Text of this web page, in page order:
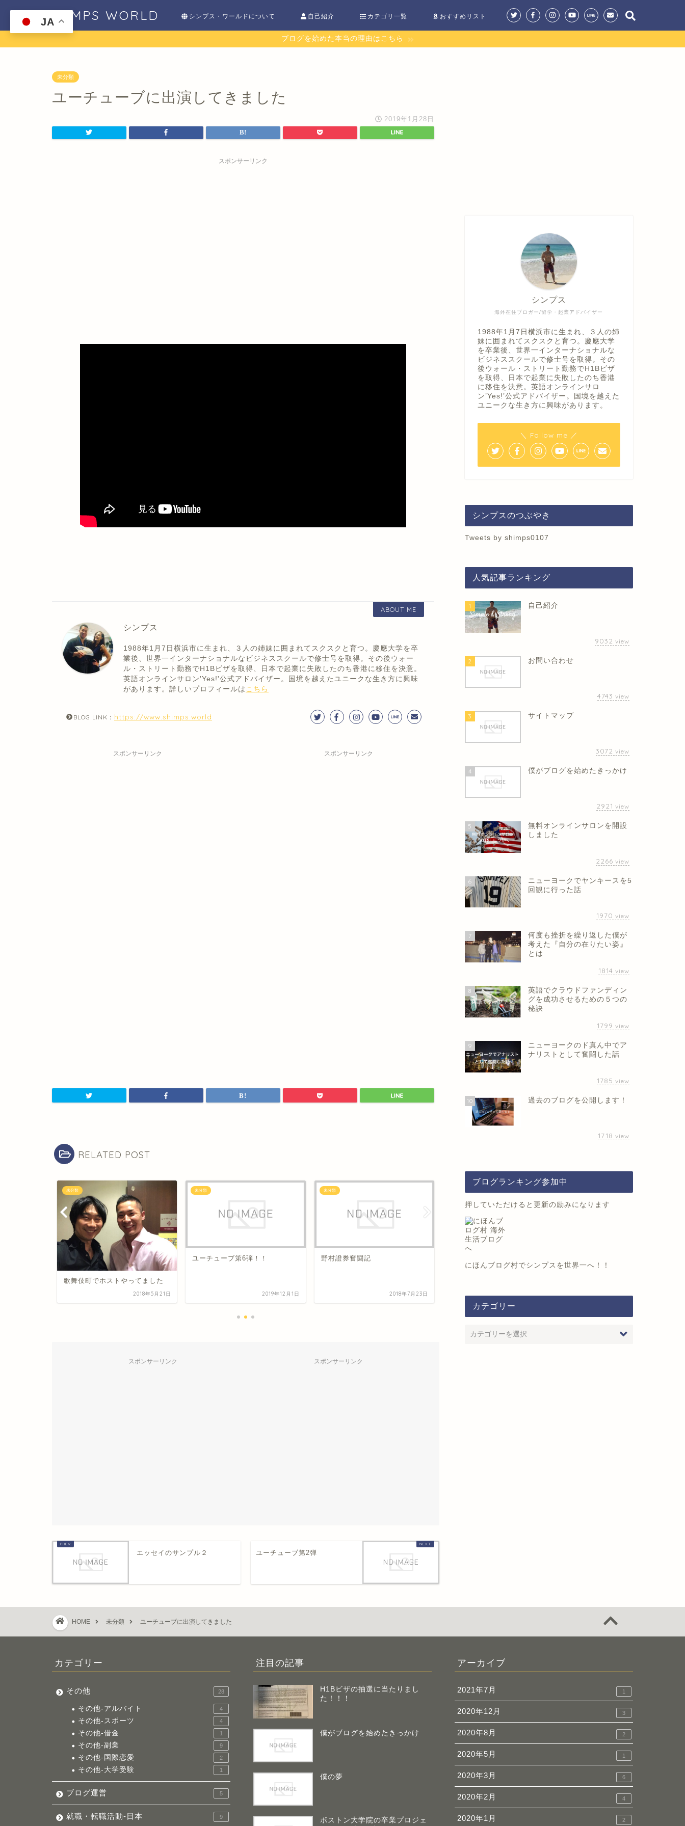
SHIMPS WORLD シンプス・ワールドについて 自己紹介 カテゴリ一覧 おすすめリスト
ブログを始めた本当の理由はこちら
未分類
ユーチューブに出演してきました
2019年1月28日
スポンサーリンク
ABOUT ME
シンプス
1988年1月7日横浜市に生まれ、３人の姉妹に囲まれてスクスクと育つ。慶應大学を卒
業後、世界一インターナショナルなビジネススクールで修士号を取得。その後ウォー
ル・ストリート勤務でH1Bビザを取得、日本で起業に失敗したのち香港に移住を決意。
英語オンラインサロン'Yes!'公式アドバイザー。国境を越えたユニークな生き方に興味
があります。詳しいプロフィールは こちら
BLOG LINK： https://www.shimps.world
スポンサーリンク スポンサーリンク
RELATED POST
未分類
歌舞伎町でホストやってました
2018年5月21日
未分類
ユーチューブ第6弾！！
2019年12月1日
未分類
野村證券奮闘記
2018年7月23日
スポンサーリンク スポンサーリンク
エッセイのサンプル２ ユーチューブ第2弾
海外在住ブロガー/留学・起業アドバイザー
シンプス
1988年1月7日横浜市に生まれ、３人の姉
妹に囲まれてスクスクと育つ。慶應大学
を卒業後、世界一インターナショナルな
ビジネススクールで修士号を取得。その
後ウォール・ストリート勤務でH1Bビザ
を取得、日本で起業に失敗したのち香港
に移住を決意。英語オンラインサロ
ン’Yes!’公式アドバイザー。国境を越えた
ユニークな生き方に興味があります。
＼ Follow me ／
シンプスのつぶやき
Tweets by shimps0107
人気記事ランキング
1 自己紹介
9032 view
2 お問い合わせ
4743 view
3 サイトマップ
3072 view
4 僕がブログを始めたきっかけ
2921 view
5
無料オンラインサロンを開設
しました
2266 view
6
ニューヨークでヤンキースを5
回観に行った話
1970 view
7
何度も挫折を繰り返した僕が
考えた『自分の在りたい姿』
とは
1814 view
8
英語でクラウドファンディン
グを成功させるための５つの
秘訣
1799 view
9
ニューヨークのド真ん中でア
ナリストとして奮闘した話
1785 view
10 過去のブログを公開します！
1718 view
ブログランキング参加中
押していただけると更新の励みになります
にほんブログ村でシンプスを世界一へ！！
カテゴリー
HOME 未分類 ユーチューブに出演してきました
カテゴリー
その他 28
その他-アルバイト 4
その他-スポーツ 4
その他-借金 1
その他-副業 9
その他-国際恋愛 2
その他-大学受験 1
ブログ運営 5
就職・転職活動-日本 9
注目の記事
H1Bビザの抽選に当たりまし
た！！！
僕がブログを始めたきっかけ
僕の夢
ボストン大学院の卒業プロジェ
アーカイブ
2021年7月 1
2020年12月 3
2020年8月 2
2020年5月 1
2020年3月 6
2020年2月 4
2020年1月 2
JA